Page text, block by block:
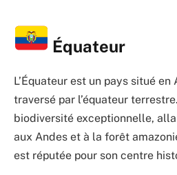
Équateur
L’Équateur est un pays situé en
traversé par l’équateur
biodiversité exceptionnelle,
aux Andes et à la forêt
est réputée pour son centre